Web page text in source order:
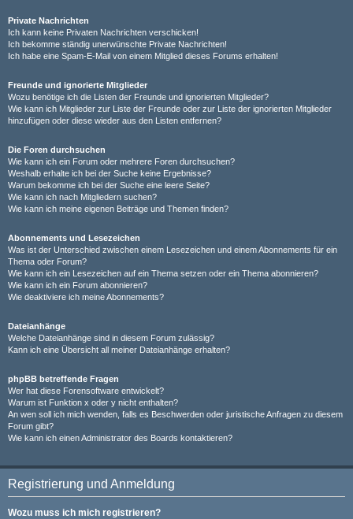
Private Nachrichten
Ich kann keine Privaten Nachrichten verschicken!
Ich bekomme ständig unerwünschte Private Nachrichten!
Ich habe eine Spam-E-Mail von einem Mitglied dieses Forums erhalten!
Freunde und ignorierte Mitglieder
Wozu benötige ich die Listen der Freunde und ignorierten Mitglieder?
Wie kann ich Mitglieder zur Liste der Freunde oder zur Liste der ignorierten Mitglieder
hinzufügen oder diese wieder aus den Listen entfernen?
Die Foren durchsuchen
Wie kann ich ein Forum oder mehrere Foren durchsuchen?
Weshalb erhalte ich bei der Suche keine Ergebnisse?
Warum bekomme ich bei der Suche eine leere Seite?
Wie kann ich nach Mitgliedern suchen?
Wie kann ich meine eigenen Beiträge und Themen finden?
Abonnements und Lesezeichen
Was ist der Unterschied zwischen einem Lesezeichen und einem Abonnements für ein
Thema oder Forum?
Wie kann ich ein Lesezeichen auf ein Thema setzen oder ein Thema abonnieren?
Wie kann ich ein Forum abonnieren?
Wie deaktiviere ich meine Abonnements?
Dateianhänge
Welche Dateianhänge sind in diesem Forum zulässig?
Kann ich eine Übersicht all meiner Dateianhänge erhalten?
phpBB betreffende Fragen
Wer hat diese Forensoftware entwickelt?
Warum ist Funktion x oder y nicht enthalten?
An wen soll ich mich wenden, falls es Beschwerden oder juristische Anfragen zu diesem
Forum gibt?
Wie kann ich einen Administrator des Boards kontaktieren?
Registrierung und Anmeldung
Wozu muss ich mich registrieren?